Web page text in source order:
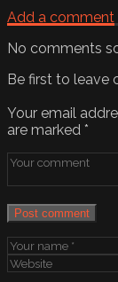
Add a comment
No comments
Be first to leave
Your email
are marked *
Post comment